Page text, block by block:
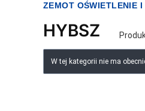
ZEMOT OŚWIETLENIE
HYBSZ
Lista produktów
W tej kategorii nie ma